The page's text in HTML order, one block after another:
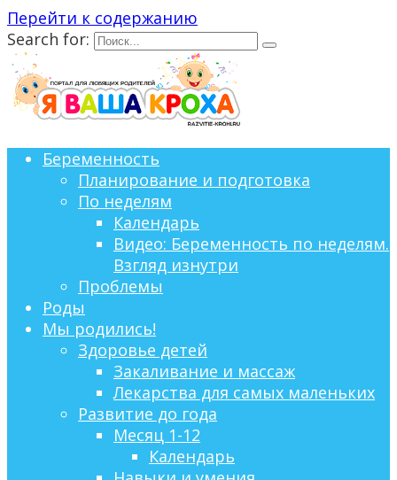
Перейти к содержанию
Search for:
Беременность
Планирование и подготовка
По неделям
Календарь
Видео: Беременность по неделям.
Взгляд изнутри
Проблемы
Роды
Мы родились!
Здоровье детей
Закаливание и массаж
Лекарства для самых маленьких
Развитие до года
Месяц 1-12
Календарь